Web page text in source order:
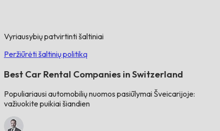
Vyriausybių patvirtinti šaltiniai
Peržiūrėti šaltinių politiką
Best Car Rental Companies in Switzerland
Populiariausi automobilių nuomos pasiūlymai Šveicarijoje:
važiuokite puikiai šiandien